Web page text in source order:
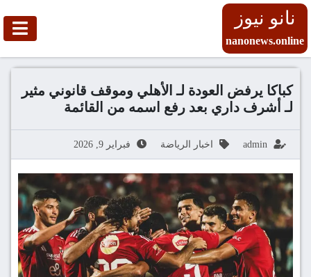
نانو نيوز
nanonews.online
كباكا يرفض العودة لـ الأهلي وموقف قانوني مثير
لـ أشرف داري بعد رفع اسمه من القائمة
admin اخبار الرياضة فبراير 9, 2026